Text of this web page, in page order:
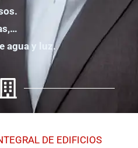
agua y luz.
DE EDIFICIOS